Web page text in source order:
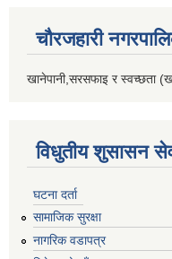
चौरजहारी
खानेपानी,सरसफाइ र स्वच्छता
विधुतीय शुसासन
घटना दर्ता
सामाजिक सुरक्षा
नागरिक वडापत्र